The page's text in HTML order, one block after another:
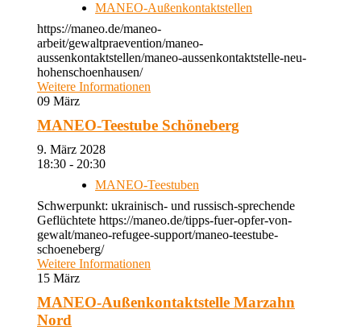
MANEO-Außenkontaktstellen
https://maneo.de/maneo-
arbeit/gewaltpraevention/maneo-
aussenkontaktstellen/maneo-aussenkontaktstelle-neu-
hohenschoenhausen/
Weitere Informationen
09 März
MANEO-Teestube Schöneberg
9. März 2028
18:30 - 20:30
MANEO-Teestuben
Schwerpunkt: ukrainisch- und russisch-sprechende
Geflüchtete https://maneo.de/tipps-fuer-opfer-von-
gewalt/maneo-refugee-support/maneo-teestube-
schoeneberg/
Weitere Informationen
15 März
MANEO-Außenkontaktstelle Marzahn
Nord